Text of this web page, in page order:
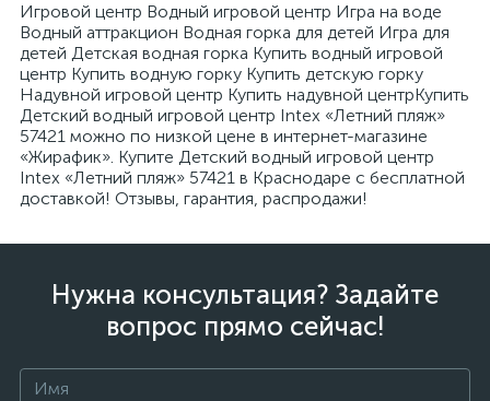
Игровой центр Водный игровой центр Игра на воде
Водный аттракцион Водная горка для детей Игра для
детей Детская водная горка Купить водный игровой
центр Купить водную горку Купить детскую горку
Надувной игровой центр Купить надувной центрКупить
Детский водный игровой центр Intex «Летний пляж»
57421 можно по низкой цене в интернет-магазине
«Жирафик». Купите Детский водный игровой центр
Intex «Летний пляж» 57421 в Краснодаре с бесплатной
доставкой! Отзывы, гарантия, распродажи!
Нужна консультация? Задайте
вопрос прямо сейчас!